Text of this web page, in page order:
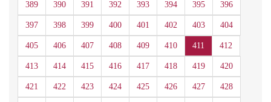
389 390 391 392 393 394 395 396
397 398 399 400 401 402 403 404
405 406 407 408 409 410 411 412
413 414 415 416 417 418 419 420
421 422 423 424 425 426 427 428